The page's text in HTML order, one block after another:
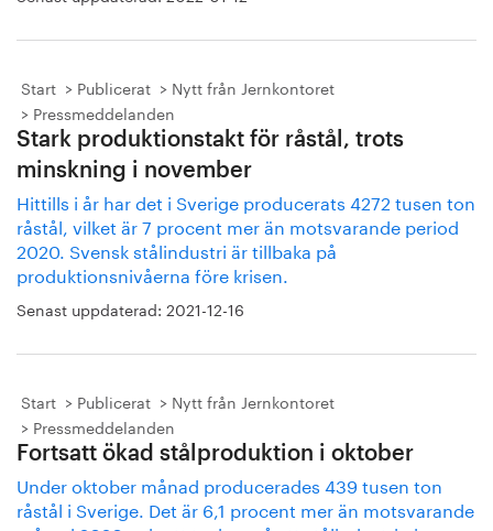
Start Publicerat
Nytt från Jernkontoret
Pressmeddelanden
Stark produktionstakt för råstål, trots
minskning i november
Hittills i år har det i Sverige producerats 4272 tusen ton
råstål, vilket är 7 procent mer än motsvarande period
2020. Svensk stålindustri är tillbaka på
produktionsnivåerna före krisen.
Senast uppdaterad: 2021-12-16
Start Publicerat
Nytt från Jernkontoret
Pressmeddelanden
Fortsatt ökad stålproduktion i oktober
Under oktober månad producerades 439 tusen ton
råstål i Sverige. Det är 6,1 procent mer än motsvarande